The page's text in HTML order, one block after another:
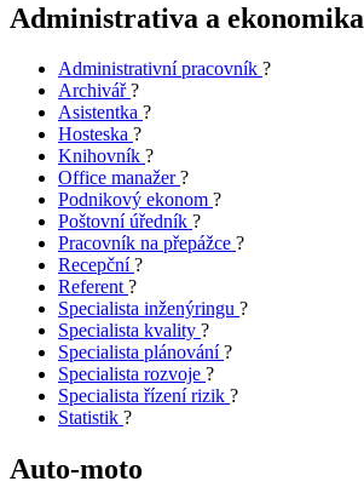
Administrativa a ekonomika
Administrativní pracovník ?
Archivář?
Asistentka ?
Hosteska ?
Knihovník ?
Office manažer?
Podnikový ekonom ?
Poštovní úředník ?
Pracovník na přepážce ?
Recepční?
Referent?
Specialista inženýringu ?
Specialista kvality ?
Specialista plánování?
Specialista rozvoje ?
Specialista řízení rizik ?
Statistik ?
Auto-moto